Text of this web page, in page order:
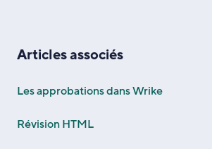
Articles associés
Les approbations dans Wrike
Révision HTML